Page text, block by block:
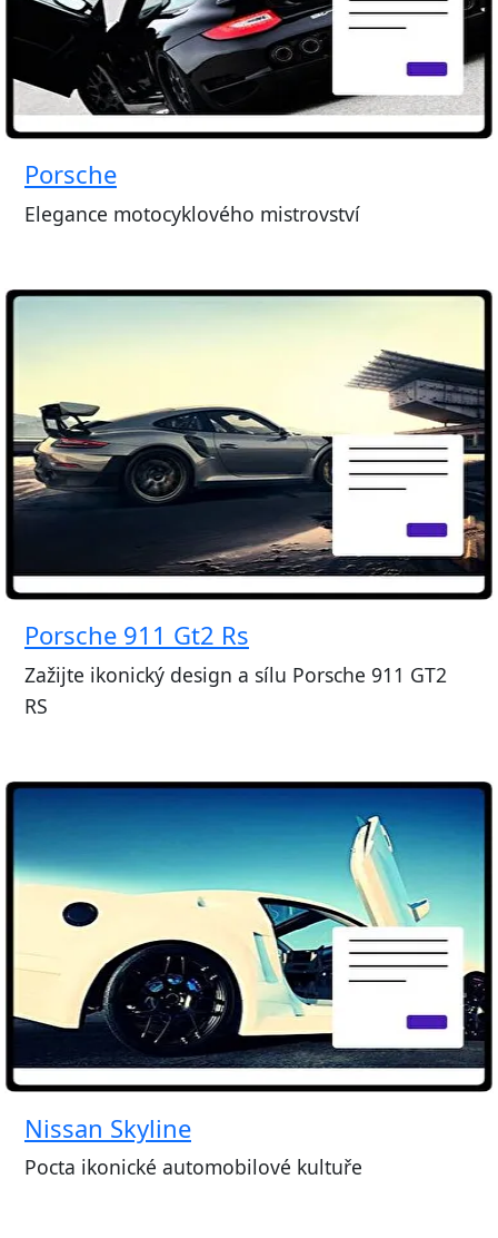
Porsche
Elegance motocyklového mistrovství
Porsche 911 Gt2 Rs
Zažijte ikonický design a sílu Porsche 911 GT2
RS
Nissan Skyline
Pocta ikonické automobilové kultuře